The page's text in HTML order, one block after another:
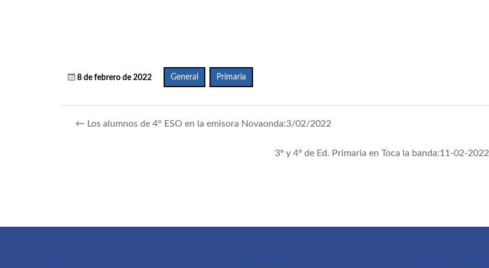
8 de febrero de 2022 General Primaria
← Los alumnos de 4° ESO en la emisora Novaonda:3/02/2022
3º y 4º de Ed. Primaria en Toca la banda:11-02-2022